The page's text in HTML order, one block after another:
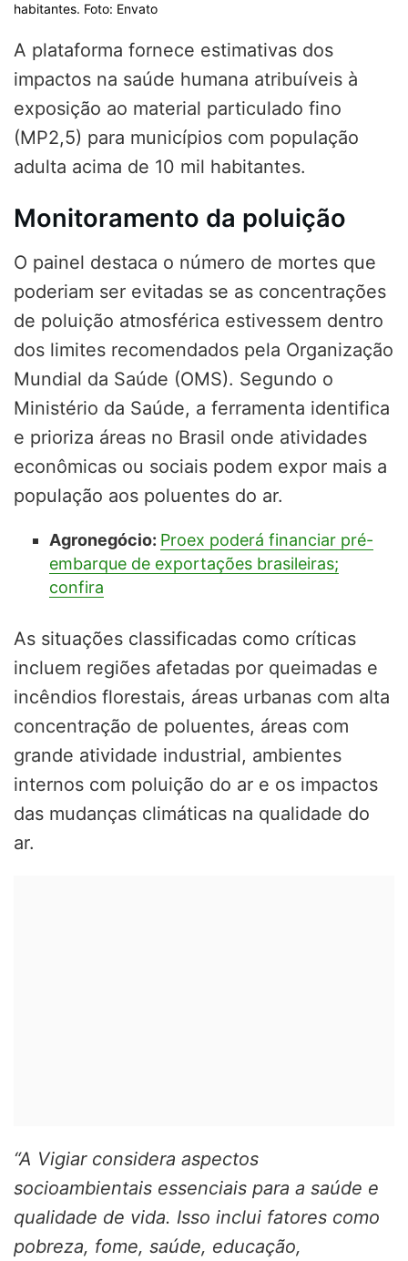
habitantes. Foto: Envato
A plataforma fornece estimativas dos
impactos na saúde humana atribuíveis à
exposição ao material particulado fino
(MP2,5) para municípios com população
adulta acima de 10 mil habitantes.
Monitoramento da poluição
O painel destaca o número de mortes que
poderiam ser evitadas se as concentrações
de poluição atmosférica estivessem dentro
dos limites recomendados pela Organização
Mundial da Saúde (OMS). Segundo o
Ministério da Saúde, a ferramenta identifica
e prioriza áreas no Brasil onde atividades
econômicas ou sociais podem expor mais a
população aos poluentes do ar.
Agronegócio: Proex poderá financiar pré-
embarque de exportações brasileiras;
confira
As situações classificadas como críticas
incluem regiões afetadas por queimadas e
incêndios florestais, áreas urbanas com alta
concentração de poluentes, áreas com
grande atividade industrial, ambientes
internos com poluição do ar e os impactos
das mudanças climáticas na qualidade do
ar.
“A Vigiar considera aspectos
socioambientais essenciais para a saúde e
qualidade de vida. Isso inclui fatores como
pobreza, fome, saúde, educação,